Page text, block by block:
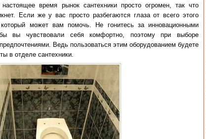
настоящее время рынок сантехники просто огромен, так что
Если же у вас просто разбегаются глаза от всего этого
может вам помочь. Не гонитесь за инновационными
вы чувствовали себя комфортно, поэтому при выборе
Ведь пользоваться этим оборудованием будете
в отделе сантехники.